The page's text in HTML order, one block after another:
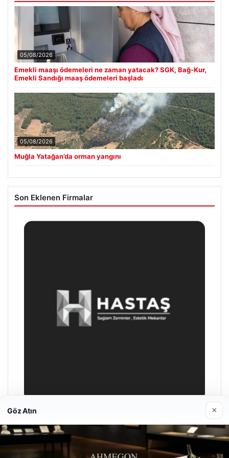
05/08/2026
Emekli maaşı ödemeleri ne zaman yatacak? SGK, Bağ-Kur,
Emekli Sandığı maaş ödemeleri başladı
05/08/2026
Muğla Yatağan’da orman yangını
Son Eklenen Firmalar
Hastaş Beton
26/05/2026
Göz Atın ×